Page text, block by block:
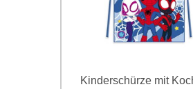
Kinderschürze mit